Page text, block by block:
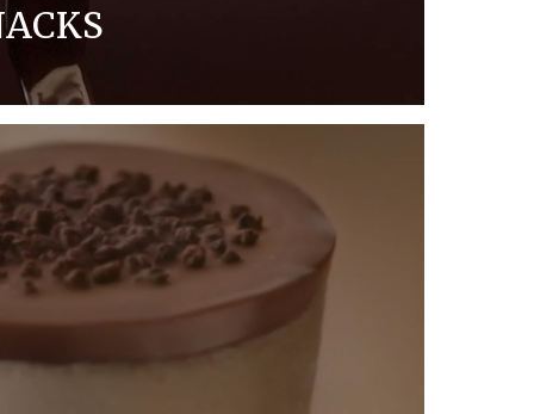
Auswahl und Form - die
sind schon immer ein Original!